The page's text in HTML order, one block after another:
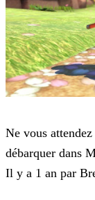
Ne vous
débarquer dans
Il y a 1 an par